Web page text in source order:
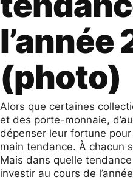
l’année
(photo)
Alors que certaines
et des porte-monnaie,
dépenser leur fortune pour
main tendance. À chacun
Mais dans quelle
investir au cours de